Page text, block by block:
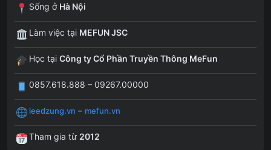
Sống ở Hà Nội
Làm việc tại MEFUN JSC
Học tại Công ty Cổ Phần Truyền Thông MeFun
0857.618.888 – 09267.00000
leedzung.vn – mefun.vn
Tham gia từ 2012